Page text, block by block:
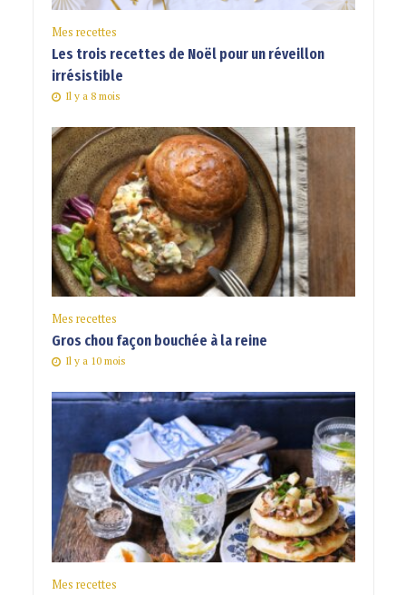
Mes recettes
Les trois recettes de Noël pour un réveillon
irrésistible
Il y a 8 mois
Mes recettes
Gros chou façon bouchée à la reine
Il y a 10 mois
Mes recettes